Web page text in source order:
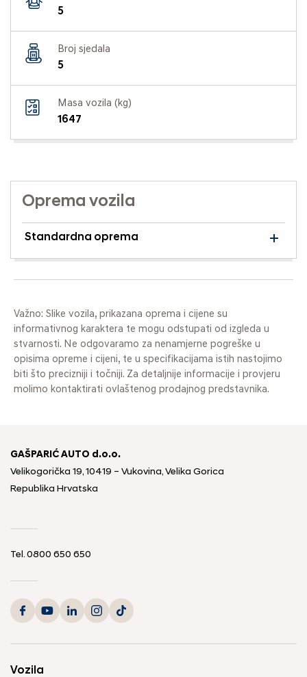
5
Broj sjedala
5
Masa vozila (kg)
1647
Oprema vozila
Standardna oprema
Važno: Slike vozila, prikazana oprema i cijene su
informativnog karaktera te mogu odstupati od izgleda u
stvarnosti. Ne odgovaramo za nenamjerne pogreške u
opisima opreme i cijeni, te u specifikacijama istih nastojimo
biti što precizniji i točniji. Za detaljnije informacije i provjeru
molimo kontaktirati ovlaštenog prodajnog predstavnika.
GAŠPARIĆ AUTO d.o.o.
Velikogorička 19, 10419 – Vukovina, Velika Gorica
Republika Hrvatska
Tel. 0800 650 650
Vozila